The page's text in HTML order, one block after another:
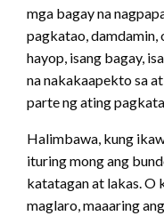
mga bagay na
pagkatao, damdamin,
hayop, isang bagay,
na nakakaapekto sa
parte ng ating
Halimbawa, kung
ituring mong ang
katatagan at lakas. O
maglaro, maaaring